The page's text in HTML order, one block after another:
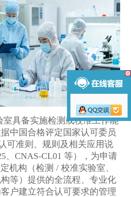
室具备实施检测或校准工作能
中国合格评定国家认可委员
可准则、规则及相关应用说
、CNAS-CL01 等），为申请
机构（检测 / 校准实验室、
等）提供的全流程、专业化
户建立符合认可要求的管理